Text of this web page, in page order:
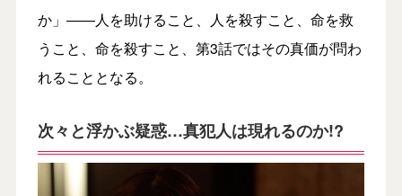
か」――人を助けること、人を殺すこと、命を救
うこと、命を殺すこと、第3話ではその真価が問わ
れることとなる。
次々と浮かぶ疑惑…真犯人は現れるのか!?